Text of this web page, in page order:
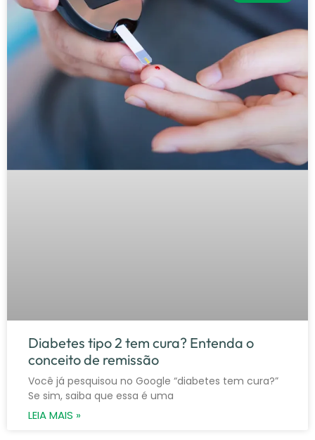
Diabetes tipo 2 tem cura? Entenda o
conceito de remissão
Você já pesquisou no Google “diabetes tem cura?”
Se sim, saiba que essa é uma
LEIA MAIS »